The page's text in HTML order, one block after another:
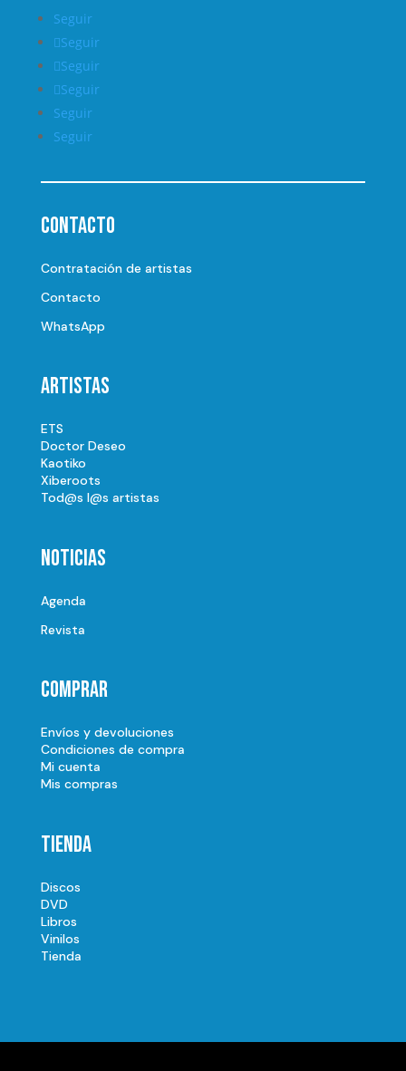
Seguir
Seguir
Seguir
Seguir
Seguir
Seguir
Contacto
Contratación de artistas
Contacto
WhatsApp
Artistas
ETS
Doctor Deseo
Kaotiko
Xiberoots
Tod@s l@s artistas
Noticias
Agenda
Revista
Comprar
Envíos y devoluciones
Condiciones de compra
Mi cuenta
Mis compras
Tienda
Discos
DVD
Libros
Vinilos
Tienda